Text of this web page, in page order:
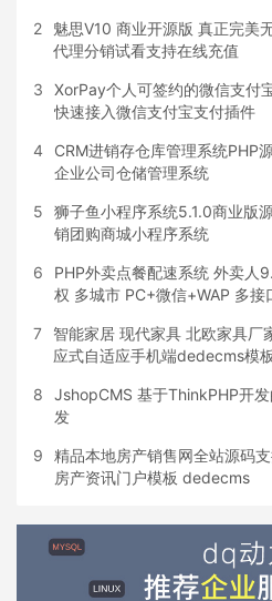
2
魅思V10 商业开源版 真正完美
代理分销试看支持在线充值
3
XorPay个人可签约的微信支付
快速接入微信支付宝支付插件
4
CRM进销存仓库管理系统PHP
企业公司仓储管理系统
5
狮子鱼小程序系统5.1.0商业版
销团购商城小程序系统
6
PHP外卖点餐配速系统 外卖人
权 多城市 PC+微信+WAP 多接
7
智能家居 现代家具 北欧家具厂
应式自适应手机端dedecms模板
8
JshopCMS 基于ThinkPHP开
发
9
精品本地房产销售网全站源码
房产资讯门户模板 dedecms